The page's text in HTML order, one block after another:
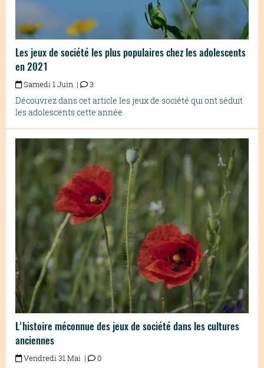
Les jeux de société les plus populaires chez les adolescents
en 2021
Samedi 1 Juin | 3
Découvrez dans cet article les jeux de société qui ont séduit
les adolescents cette année.
L'histoire méconnue des jeux de société dans les cultures
anciennes
Vendredi 31 Mai | 0